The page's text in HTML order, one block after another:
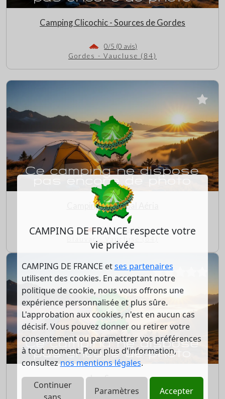
CAMPING DE FRANCE respecte votre
vie privée
CAMPING DE FRANCE etses partenaires
utilisent des cookies. En acceptant notre
politique de cookie, nous vous offrons une
expérience personnalisée et plus sûre.
L'approbation aux cookies, n'est en aucun cas
décisif. Vous pouvez donner ou retirer votre
consentement ou paramettrer vos préférences
à tout moment. Pour plus d'information,
consultez nos mentions légales.
Continuer
Paramètres
Accepter
Camping Clicochic - Sources de Gordes
0/5 (0 avis)
Gordes - Vaucluse (84)
Camping Municipal Aéria
3.9/5 (2 avis)
Blauvac - Vaucluse (84)
Les Sources